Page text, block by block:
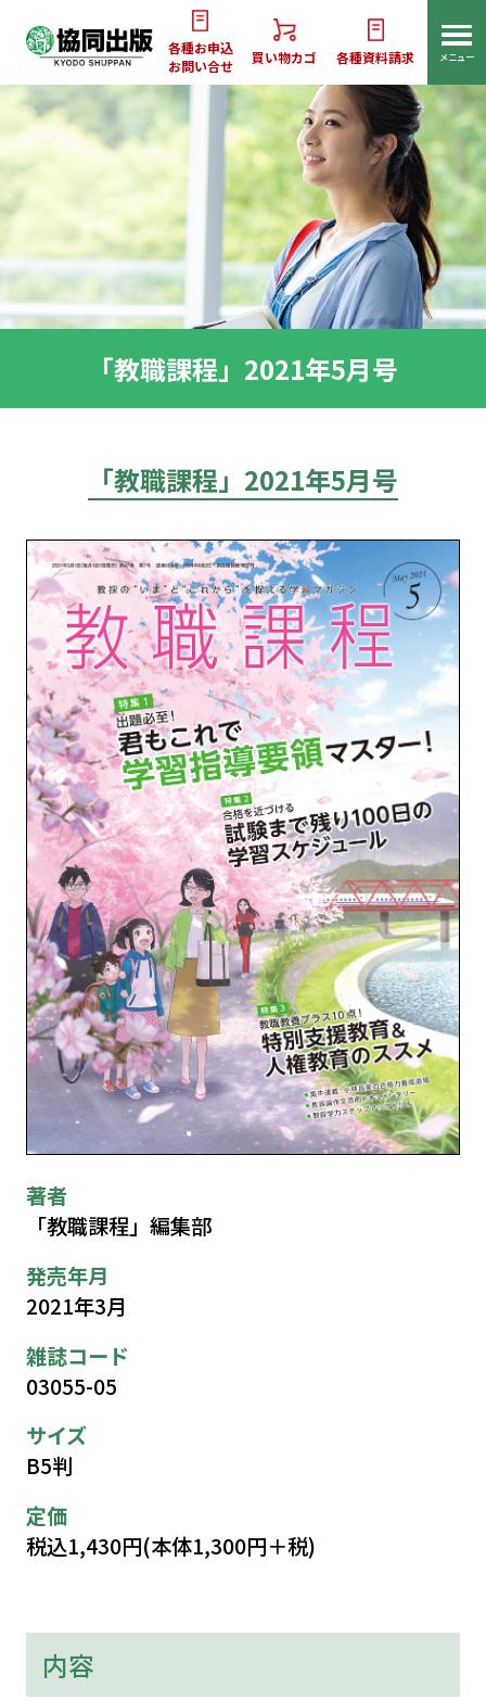
各種お申込
お問い合せ
買い物カゴ 各種資料請求 メニュー
「教職課程」2021年5月号
「教職課程」2021年5月号
著者
「教職課程」編集部
発売年月
2021年3月
雑誌コード
03055-05
サイズ
B5判
定価
税込1,430円(本体1,300円＋税)
内容